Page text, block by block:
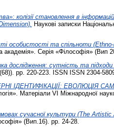
колізії становлення в
Наукові записки
особистості та спільноти
академія». Серія «Філософія» (Вип
дослідження: сутність та
pp. 220-223. ISSN ISSN 2304-
ІДЕНТИФІКАЦІЇ: ЕВОЛЮЦІЯ
Матеріали VI Міжнародної
сучасної культури (The Artistic
(Вип.16). pp. 24-28.